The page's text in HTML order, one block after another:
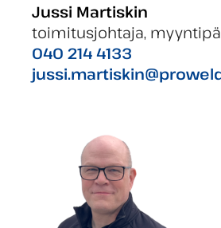
Jussi Martiskin
toimitusjohtaja,
040 214 4133